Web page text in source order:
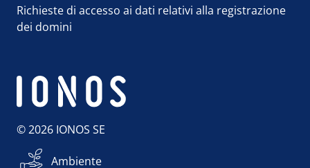
Richieste di accesso ai dati relativi alla registrazione
dei domini
© 2026 IONOS SE
Ambiente